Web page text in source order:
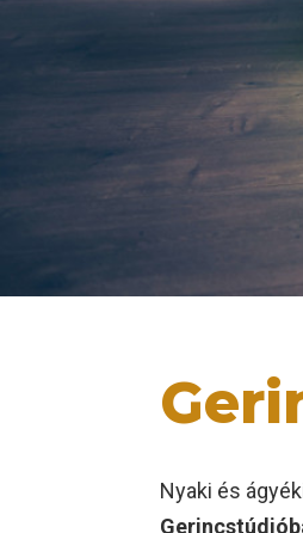
Nyaki és